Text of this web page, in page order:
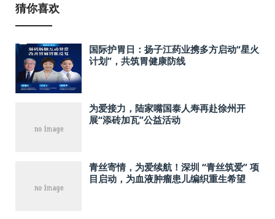
猜你喜欢
国际护胃日：扬子江药业携多方启动“星火
计划”，共筑胃健康防线
为爱接力，陆家嘴国泰人寿再赴徐州开
展“添砖加瓦”公益活动
青丝寄情，为爱续航！深圳 “青丝筑爱” 项
目启动，为血液肿瘤患儿编织重生希望